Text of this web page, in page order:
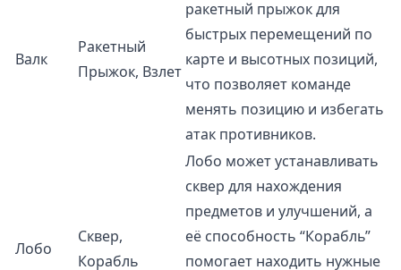
Валк
Ракетный
Прыжок, Взлет
ракетный прыжок для
быстрых перемещений по
карте и высотных позиций,
что позволяет команде
менять позицию и избегать
атак противников.
Лобо
Сквер,
Корабль
Лобо может устанавливать
сквер для нахождения
предметов и улучшений, а
её способность “Корабль”
помогает находить нужные